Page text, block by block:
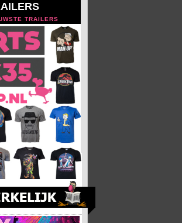
TRAILERS